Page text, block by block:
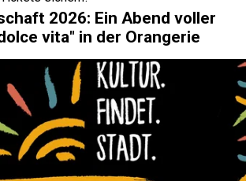
2026: Ein Abend voller
vita" in der Orangerie